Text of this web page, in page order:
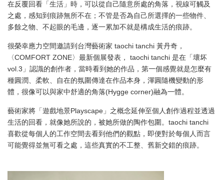
在反覆回看「生活」時，可以從自己隨意所處的角落，視線可觸及
之處，感知到痕跡無所不在；不管是否為自己所選擇的一些物件、
多餘之物、不起眼的毛邊，逐一累加不就是構成生活的痕跡。
很榮幸應力空間邀請到台灣藝術家 taochi tanchi 黃丹奇，
〈COMFORT ZONE〉最新個展發表， taochi tanchi 是在「壞坏
vol.3」認識的創作者，當時看到她的作品，第一個感覺就是怎麼有
種圓潤、柔軟、自在的氛圍傳達在作品本身，渾圓隨機變動的形
體，很像可以與家中舒適的角落(Hygge corner)融為一體。
藝術家將「遊戲地景Playscape」之概念延伸至個人創作過程並透過
生活的回看，就像她所說的，被她所做的陶作包圍。taochi tanchi
喜歡從每個人的工作空間去看到他們的觀點，即便對於每個人而言
可能覺得並無可看之處，這些真實的不工整、舊新交錯的痕跡。